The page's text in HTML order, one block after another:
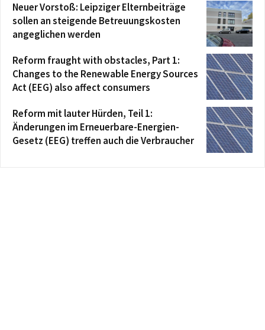
Neuer Vorstoß: Leipziger Elternbeiträge
sollen an steigende Betreuungskosten
angeglichen werden
Reform fraught with obstacles, Part 1:
Changes to the Renewable Energy Sources
Act (EEG) also affect consumers
Reform mit lauter Hürden, Teil 1:
Änderungen im Erneuerbare-Energien-
Gesetz (EEG) treffen auch die Verbraucher